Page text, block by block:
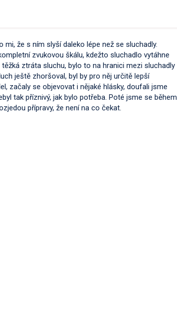
že s ním slyší daleko lépe než se sluchadly.
zvukovou škálu, kdežto sluchadlo vytáhne
ztráta sluchu, bylo to na hranici mezi sluchadly
ještě zhoršoval, byl by pro něj určitě lepší
začaly se objevovat i nějaké hlásky, doufali jsme
tak příznivý, jak bylo potřeba. Poté jsme se během
přípravy, že není na co čekat.